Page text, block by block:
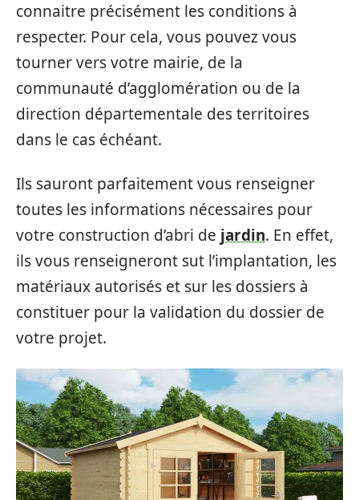
connaitre précisément les conditions à
respecter. Pour cela, vous pouvez vous
tourner vers votre mairie, de la
communauté d’agglomération ou de la
direction départementale des territoires
dans le cas échéant.
Ils sauront parfaitement vous renseigner
toutes les informations nécessaires pour
votre construction d’abri de jardin. En effet,
ils vous renseigneront sut l’implantation, les
matériaux autorisés et sur les dossiers à
constituer pour la validation du dossier de
votre projet.